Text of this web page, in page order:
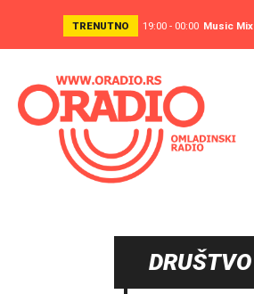
TRENUTNO 19:00 - 00:00 Music Mix
DRUŠTVO